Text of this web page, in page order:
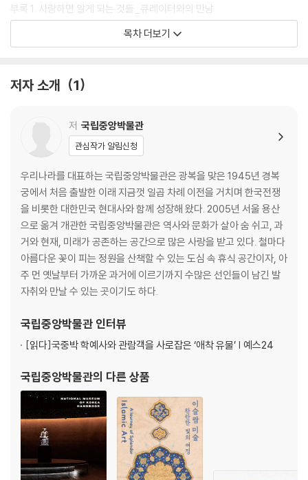
부록 1. 사랑하면 알게 되는 것들_큐레이터와의 만남
- 선비의 작은 샘, 연적
부록 2. 마음을 건네다_기증자 이야기
목차 더보기
저자 소개 1
저 국립중앙박물관
관심작가 알림신청
우리나라를 대표하는 국립중앙박물관은 광복을 맞은 1945년 경복
궁에서 처음 출발한 이래 지금껏 일곱 차례 이전을 거치며 한국전쟁
을 비롯한 대한민국 현대사와 함께 성장해 왔다. 2005년 서울 용산
으로 옮겨 개관한 국립중앙박물관은 역사와 문화가 살아 숨 쉬고, 과
거와 현재, 미래가 공존하는 공간으로 많은 사랑을 받고 있다. 철마다
아름다운 꽃이 피는 정원을 산책할 수 있는 도심 속 휴식 공간이자, 아
주 먼 옛날부터 가까운 과거에 이르기까지 수많은 선인들이 남긴 발
자취와 만날 수 있는 곳이기도 하다.
국립중앙박물관 인터뷰
[읽다]국중박 학예사와 관람객을 사로잡은 ‘애착 유물’ | 예스24
국립중앙박물관의 다른 상품